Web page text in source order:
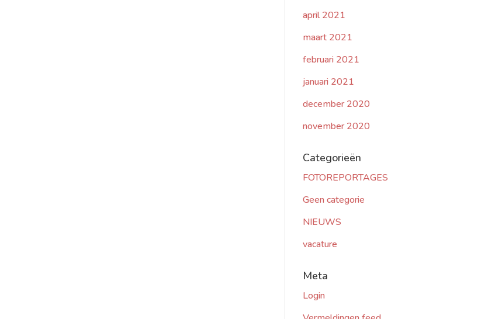
april 2021
maart 2021
februari 2021
januari 2021
december 2020
november 2020
Categorieën
FOTOREPORTAGES
Geen categorie
NIEUWS
vacature
Meta
Login